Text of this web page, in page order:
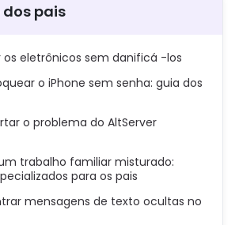
pais
eletrônicos sem danificá -los
o iPhone sem senha: guia dos
o problema do AltServer
trabalho familiar misturado:
para os pais
mensagens de texto ocultas no